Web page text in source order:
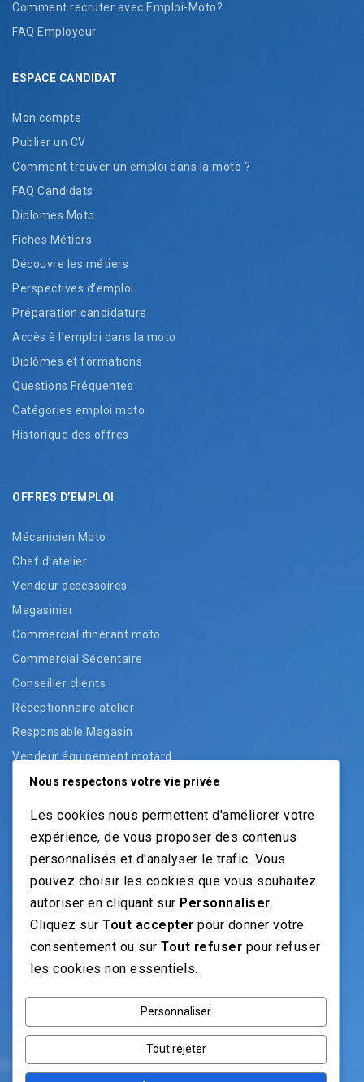
Comment recruter avec Emploi-Moto?
FAQ Employeur
ESPACE CANDIDAT
Mon compte
Publier un CV
Comment trouver un emploi dans la moto ?
FAQ Candidats
Diplomes Moto
Fiches Métiers
Découvre les métiers
Perspectives d’emploi
Préparation candidature
Accès à l’emploi dans la moto
Diplômes et formations
Questions Fréquentes
Catégories emploi moto
Historique des offres
OFFRES D’EMPLOI
Mécanicien Moto
Chef d’atelier
Vendeur accessoires
Magasinier
Commercial itinérant moto
Commercial Sédentaire
Conseiller clients
Réceptionnaire atelier
Responsable Magasin
Vendeur équipement motard
Vendeur pièces
Vendeur véhicules occasion
NOS GUIDES
Recrutement moto: Le guide pour recruteurs
NOS RÉSEAUX
Nous respectons votre vie privée
Les cookies nous permettent d'améliorer votre
expérience, de vous proposer des contenus
personnalisés et d'analyser le trafic. Vous
pouvez choisir les cookies que vous souhaitez
autoriser en cliquant sur Personnaliser.
Cliquez sur Tout accepter pour donner votre
consentement ou sur Tout refuser pour refuser
les cookies non essentiels.
Personnaliser
Tout rejeter